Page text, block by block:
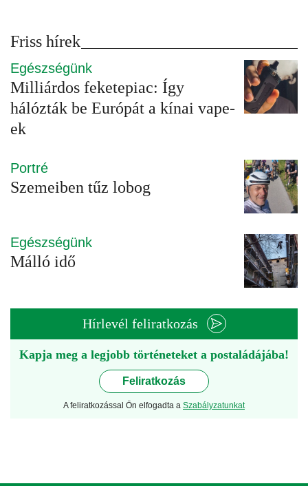
Friss hírek
Egészségünk
Milliárdos feketepiac: Így
hálózták be Európát a kínai vape-
ek
Portré
Szemeiben tűz lobog
Egészségünk
Málló idő
Hírlevél feliratkozás
Kapja meg a legjobb történeteket a postaládájába!
Feliratkozás
A feliratkozással Ön elfogadta a Szabályzatunkat